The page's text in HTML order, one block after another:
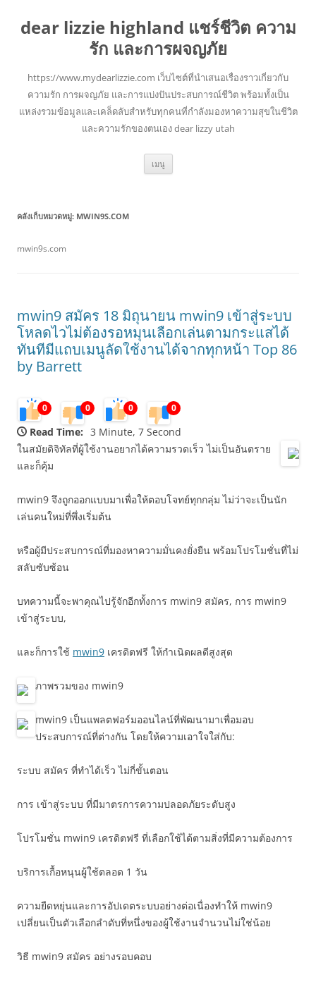
dear lizzie highland แชร์ชีวิต ความ
รัก และการผจญภัย
https://www.mydearlizzie.com เว็บไซต์ที่นำเสนอเรื่องราวเกี่ยวกับ
ความรัก การผจญภัย และการแบ่งปันประสบการณ์ชีวิต พร้อมทั้งเป็น
แหล่งรวมข้อมูลและเคล็ดลับสำหรับทุกคนที่กำลังมองหาความสุขในชีวิต
และความรักของตนเอง dear lizzy utah
เมนู ข้าม
ยัง
คลังเก็บหมวดหมู่: MWIN9S.COM
mwin9s.com
mwin9 สมัคร 18 มิถุนายน mwin9 เข้าสู่ระบบ
โหลดไวไม่ต้องรอหมุนเลือกเล่นตามกระแสได้
ทันทีมีแถบเมนูลัดใช้งานได้จากทุกหน้า Top 86
by Barrett
0 0 0 0
Read Time: 3 Minute, 7 Second
ในสมัยดิจิทัลที่ผู้ใช้งานอยากได้ความรวดเร็ว ไม่เป็นอันตราย
และก็คุ้ม
mwin9 จึงถูกออกแบบมาเพื่อให้ตอบโจทย์ทุกกลุ่ม ไม่ว่าจะเป็นนัก
เล่นคนใหม่ที่พึ่งเริ่มต้น
หรือผู้มีประสบการณ์ที่มองหาความมั่นคงยั่งยืน พร้อมโปรโมชั่นที่ไม่
สลับซับซ้อน
บทความนี้จะพาคุณไปรู้จักอีกทั้งการ mwin9 สมัคร, การ mwin9
เข้าสู่ระบบ,
และก็การใช้ mwin9 เครดิตฟรี ให้กำเนิดผลดีสูงสุด
ภาพรวมของ mwin9
mwin9 เป็นแพลตฟอร์มออนไลน์ที่พัฒนามาเพื่อมอบ
ประสบการณ์ที่ต่างกัน โดยให้ความเอาใจใส่กับ:
ระบบ สมัคร ที่ทำได้เร็ว ไม่กี่ขั้นตอน
การ เข้าสู่ระบบ ที่มีมาตรการความปลอดภัยระดับสูง
โปรโมชั่น mwin9 เครดิตฟรี ที่เลือกใช้ได้ตามสิ่งที่มีความต้องการ
บริการเกื้อหนุนผู้ใช้ตลอด 1 วัน
ความยืดหยุ่นและการอัปเดตระบบอย่างต่อเนื่องทำให้ mwin9
เปลี่ยนเป็นตัวเลือกลำดับที่หนึ่งของผู้ใช้งานจำนวนไม่ใช่น้อย
วิธี mwin9 สมัคร อย่างรอบคอบ